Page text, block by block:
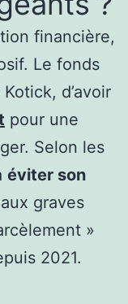
financière,
Le fonds
d’avoir
pour une
Selon les
éviter son
graves
»
2021.